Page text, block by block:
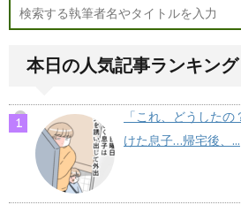
本日の人気記事ランキング
「これ、どうした
けた息子…帰宅後、...